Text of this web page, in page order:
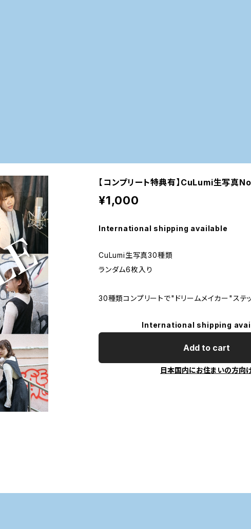
【コンプリート特典有】CuLumi生写真
¥1,000
International shipping available
CuLumi生写真30種類
ランダム6枚入り
30種類コンプリートで"ドリームメイカー"ステ
International shipping
Add to cart
日本国内にお住まいの方向